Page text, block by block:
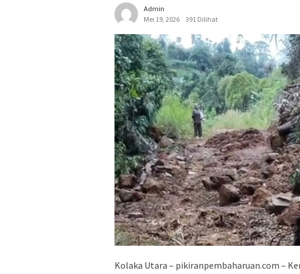
Admin
Mei 19, 2026
391 Dilihat
Kolaka Utara – pikiranpembaharuan.com –